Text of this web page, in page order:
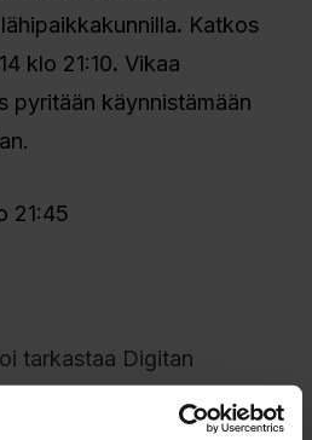
. Katkos
klo 21:10. Vikaa
pyritään käynnistämään
21:45
tarkastaa Digitan